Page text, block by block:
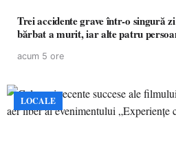
Trei accidente grave într-o singură
bărbat a murit, iar alte patru
acum 5 ore
LOCALE